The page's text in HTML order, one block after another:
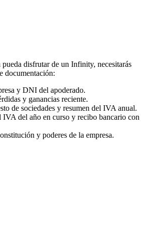
pueda disfrutar de un Infinity, necesitarás
documentación:
y DNI del apoderado.
y ganancias reciente.
de sociedades y resumen del IVA anual.
IVA del año en curso y recibo bancario con
y poderes de la empresa.